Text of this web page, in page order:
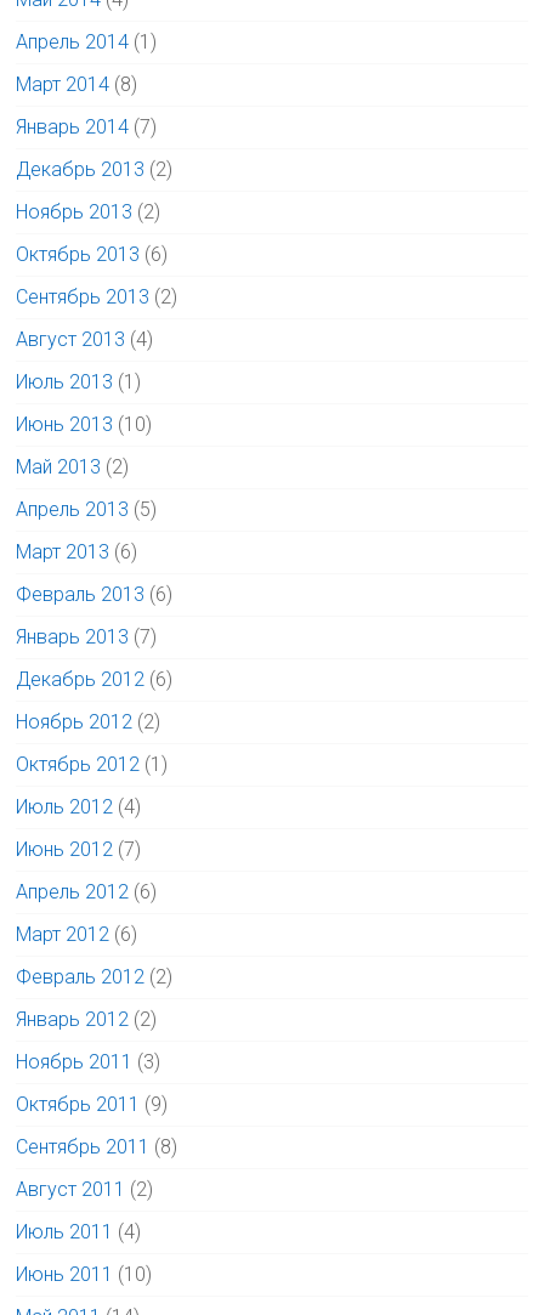
Апрель 2014 (1)
Март 2014 (8)
Январь 2014 (7)
Декабрь 2013 (2)
Ноябрь 2013 (2)
Октябрь 2013 (6)
Сентябрь 2013 (2)
Август 2013 (4)
Июль 2013 (1)
Июнь 2013 (10)
Май 2013 (2)
Апрель 2013 (5)
Март 2013 (6)
Февраль 2013 (6)
Январь 2013 (7)
Декабрь 2012 (6)
Ноябрь 2012 (2)
Октябрь 2012 (1)
Июль 2012 (4)
Июнь 2012 (7)
Апрель 2012 (6)
Март 2012 (6)
Февраль 2012 (2)
Январь 2012 (2)
Ноябрь 2011 (3)
Октябрь 2011 (9)
Сентябрь 2011 (8)
Август 2011 (2)
Июль 2011 (4)
Июнь 2011 (10)